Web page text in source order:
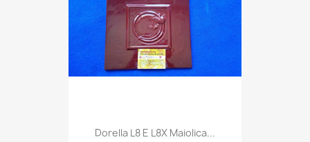
Dorella L8 E L8X Maiolica...